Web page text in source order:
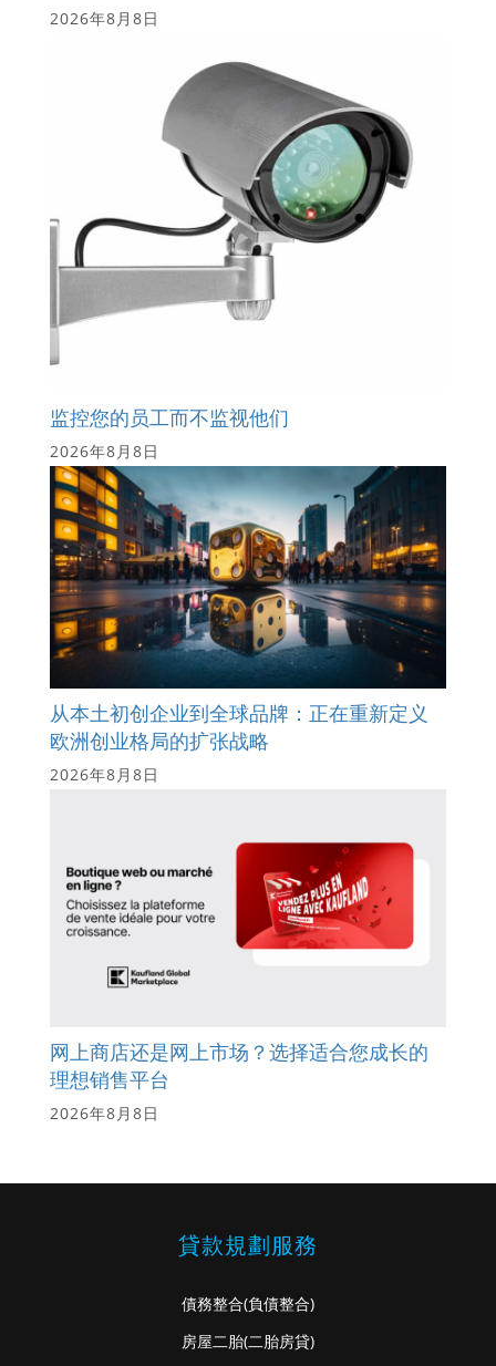
2026年8月8日
监控您的员工而不监视他们
2026年8月8日
从本土初创企业到全球品牌：正在重新定义
欧洲创业格局的扩张战略
2026年8月8日
网上商店还是网上市场？选择适合您成长的
理想销售平台
2026年8月8日
貸款規劃服務
債務整合(負債整合)
房屋二胎(二胎房貸)